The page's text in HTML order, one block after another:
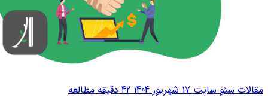
مقالات سئو سایت 17 شهریور 1404 42 دقیقه مطالعه